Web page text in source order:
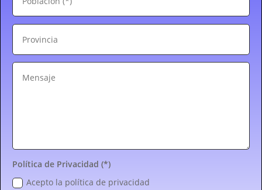
Política de Privacidad (*)
Acepto la política de privacidad